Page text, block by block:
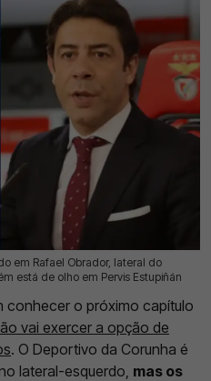
em Rafael Obrador, lateral do
está de olho em Pervis Estupiñán
conhecer o próximo capítulo
vai exercer a opção de
. O Deportivo da Corunha é
lateral-esquerdo, mas os